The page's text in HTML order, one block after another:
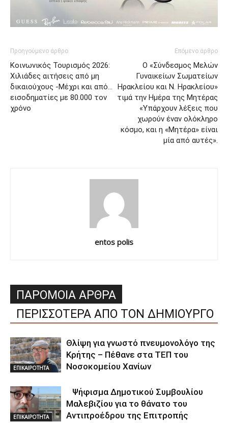
Προηγούμενο άρθρο
Κοινωνικός Τουρισμός 2026:
Χιλιάδες αιτήσεις από μη
δικαιούχους -Μέχρι και από…
εισοδηματίες με 80.000 τον
χρόνο
Επόμενο άρθρο
Ο «Σύνδεσμος Μελών
Γυναικείων Σωματείων
Ηρακλείου και Ν. Ηρακλείου»
τιμά την Ημέρα της Μητέρας
«Υπάρχουν λέξεις που
χωρούν έναν ολόκληρο
κόσμο, και η «Μητέρα» είναι
μία από αυτές».
entos polis
ΠΑΡΟΜΟΙΑ ΑΡΘΡΑ
ΠΕΡΙΣΣΟΤΕΡΑ ΑΠΟ ΤΟΝ ΔΗΜΙΟΥΡΓΟ
ΕΠΙΚΑΙΡΟΤΗΤΑ
Θλίψη για γνωστό πνευμονολόγο της
Κρήτης – Πέθανε στα ΤΕΠ του
Νοσοκομείου Χανίων
ΕΠΙΚΑΙΡΟΤΗΤΑ
Ψήφισμα Δημοτικού Συμβουλίου
Μαλεβιζίου για το θάνατο του
Αντιπροέδρου της Επιτροπής